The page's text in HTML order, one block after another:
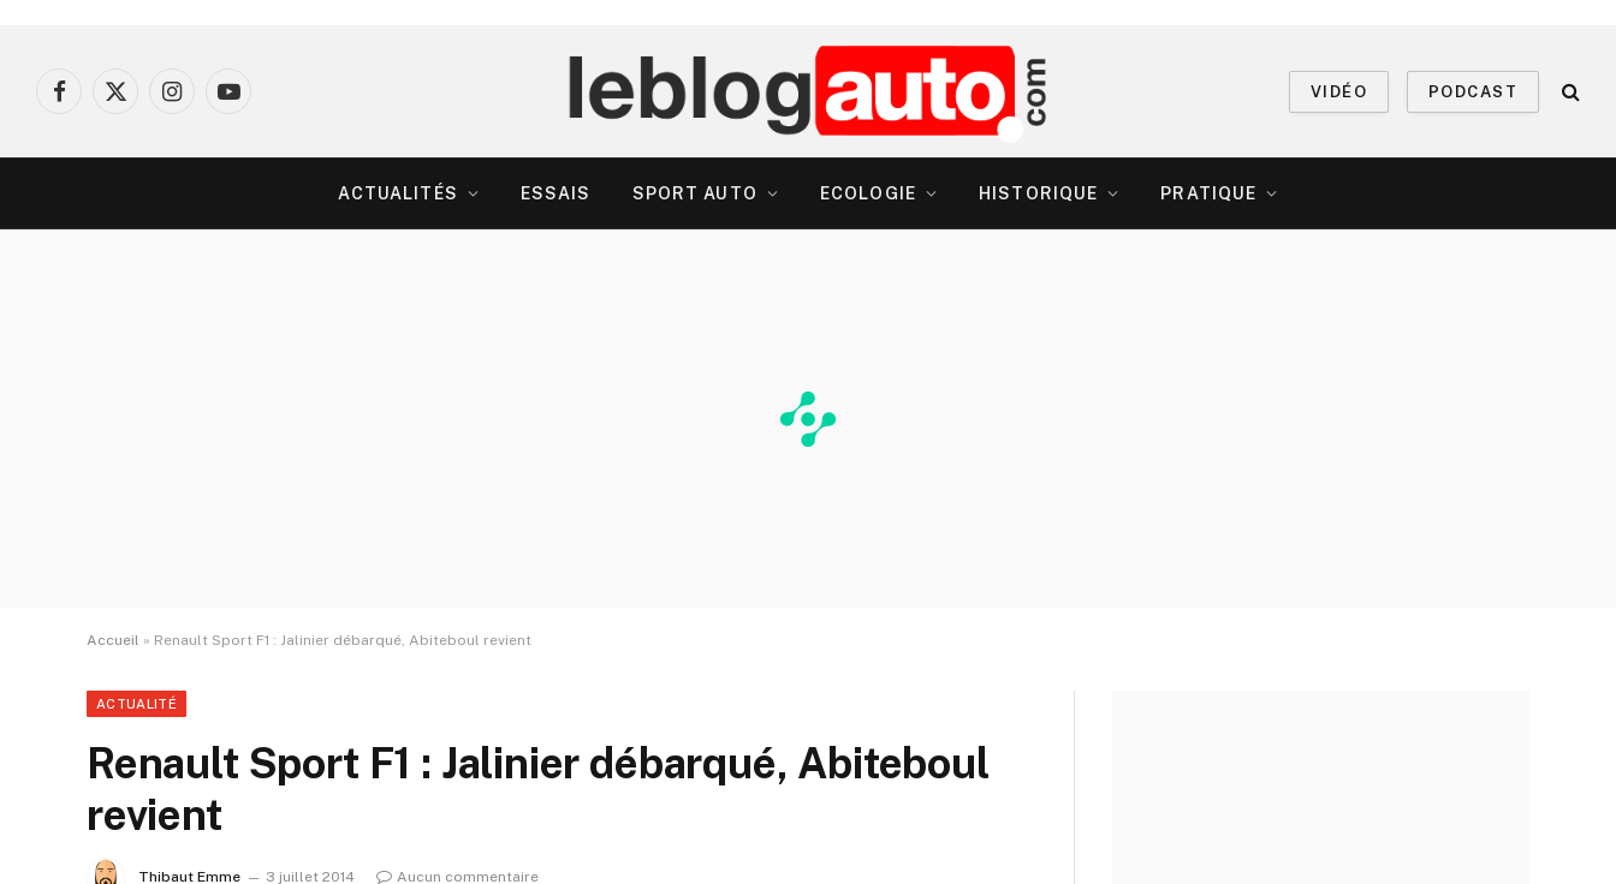
Facebook
X
InstagramYouTube
VIDÉO PODCAST
ACTUALITÉS ESSAIS SPORT AUTO ECOLOGIE HISTORIQUE PRATIQUE
Accueil » Renault Sport F1 : Jalinier débarqué, Abiteboul revient
ACTUALITÉ
Renault Sport F1 : Jalinier débarqué, Abiteboul
revient
Thibaut Emme 3 juillet 2014 Aucun commentaire